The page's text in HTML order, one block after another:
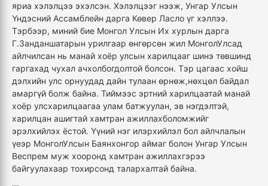
яриа хэлэлцээ эхэлсэн. Хэлэлцээг нээж, Унгар Улсын
Үндэсний Ассамблейн дарга Көвер Ласло үг хэллээ.
Тэрбээр, миний бие Монгол Улсын Их хурлын дарга
Г.Занданшатарын урилгаар өнгөрсөн жил МонголУлсад
айлчилсан нь манай хоёр улсын харилцааг шинэ төвшинд
гаргахад чухал ачхолбогдолтой болсон. Тэр цагаас хойш
дэлхийн улс орнуудад дайн тулаан өрнөж,нөхцөл байдал
амаргүй болж байна. Тиймээс эртний харилцаатай манай
хоёр улсхарилцаагаа улам батжуулан, эв нэгдэлтэй,
харилцан ашигтай хамтран ажиллахболомжийг
эрэлхийлэх ёстой. Үүний нэг илэрхийлэл бол айлчлалын
үеэр МонголУлсын Баянхонгор аймаг болон Унгар Улсын
Веспрем муж хооронд хамтран ажиллахгэрээ
байгуулахаар тохирсонд талархалтай байна.